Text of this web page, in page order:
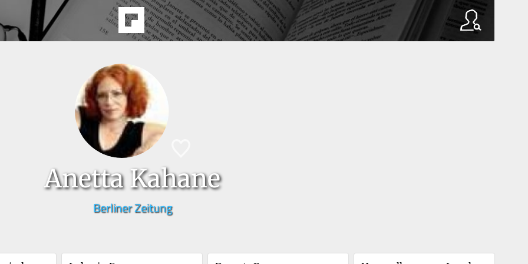
Anetta Kahane
Berliner Zeitung